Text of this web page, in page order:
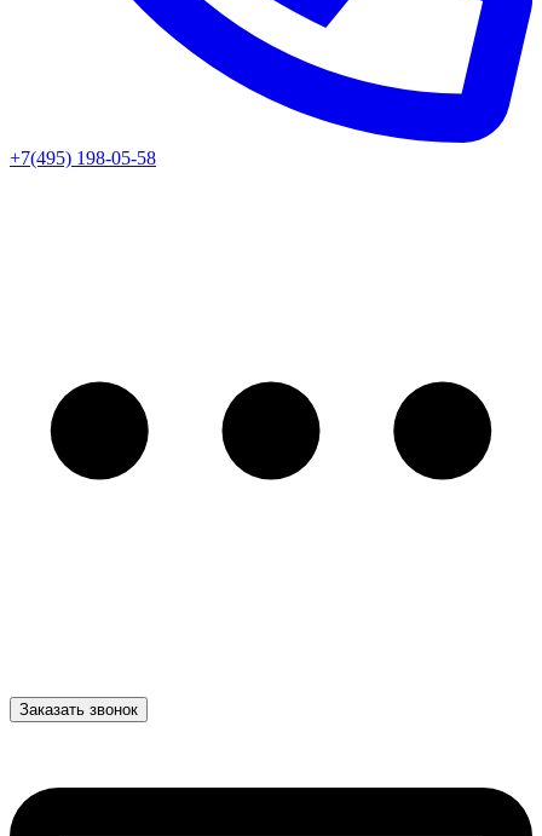
+7(495) 198-05-58
Заказать звонок